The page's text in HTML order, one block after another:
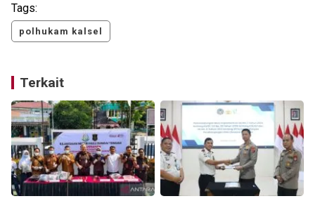
Tags:
polhukam kalsel
Terkait